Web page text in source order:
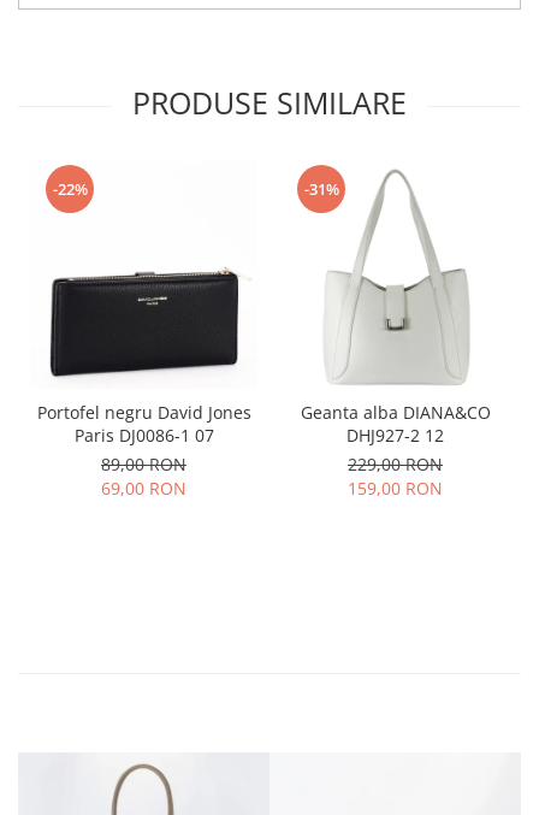
PRODUSE SIMILARE
-22%
Portofel negru David Jones
Paris DJ0086-1 07
89,00 RON
69,00 RON
-31%
Geanta alba DIANA&CO
DHJ927-2 12
229,00 RON
159,00 RON